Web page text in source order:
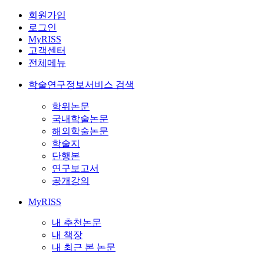
회원가입
로그인
MyRISS
고객센터
전체메뉴
학술연구정보서비스 검색
학위논문
국내학술논문
해외학술논문
학술지
단행본
연구보고서
공개강의
MyRISS
내 추천논문
내 책장
내 최근 본 논문